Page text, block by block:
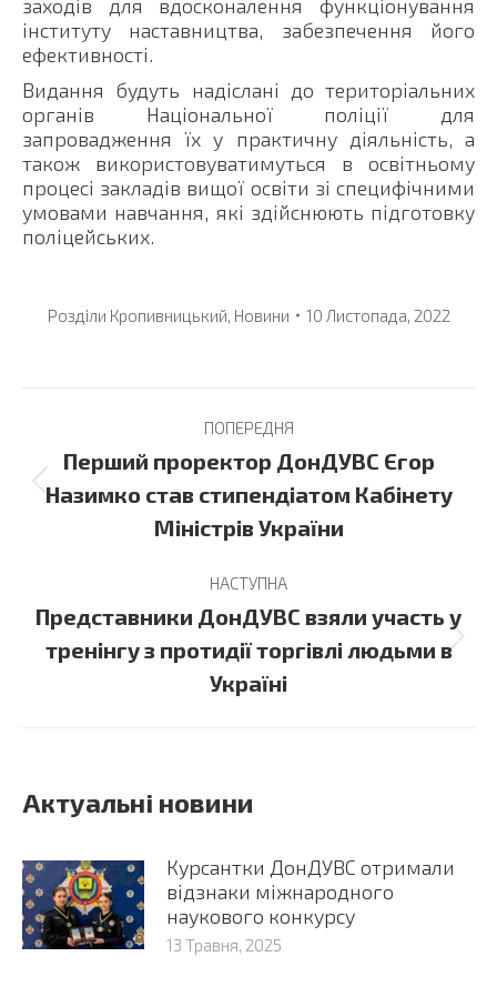
заходів для вдосконалення функціонування
інституту наставництва, забезпечення його
ефективності.
Видання будуть надіслані до територіальних
органів Національної поліції для
запровадження їх у практичну діяльність, а
також використовуватимуться в освітньому
процесі закладів вищої освіти зі специфічними
умовами навчання, які здійснюють підготовку
поліцейських.
Розділи Кропивницький, Новини 10 Листопада, 2022
navigation
ПОПЕРЕДНЯ
Previous
post:
Перший проректор ДонДУВС Єгор
Назимко став стипендіатом Кабінету
Міністрів України
НАСТУПНА
Next
post:
Представники ДонДУВС взяли участь у
тренінгу з протидії торгівлі людьми в
Україні
Актуальні новини
Курсантки ДонДУВС отримали
відзнаки міжнародного
наукового конкурсу
13 Травня, 2025